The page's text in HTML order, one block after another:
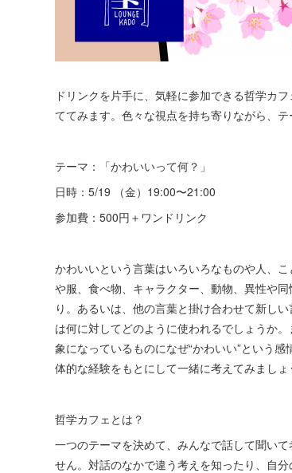
ドリンクを片手に、気軽に参加できる哲学カ
ててみます。色々な視点を持ち寄りながら、
テーマ：「かわいいって何？」
日時：5/19 （金）19:00〜21:00
参加費：500円＋ワンドリンク
かわいいという言葉はいろいろなものや人、
や服、食べ物、キャラクター、動物、異性や
り。あるいは、他の言葉と掛け合わせて新し
は何に対してどのように使われるでしょうか
象になっているものになぜ“かわいい”という
体的な経験をもとにして一緒に考えてみましょ
哲学カフェとは？
一つのテーマを決めて、みんなで話して聞い
せん。対話のなかで違う考えを知ったり、自